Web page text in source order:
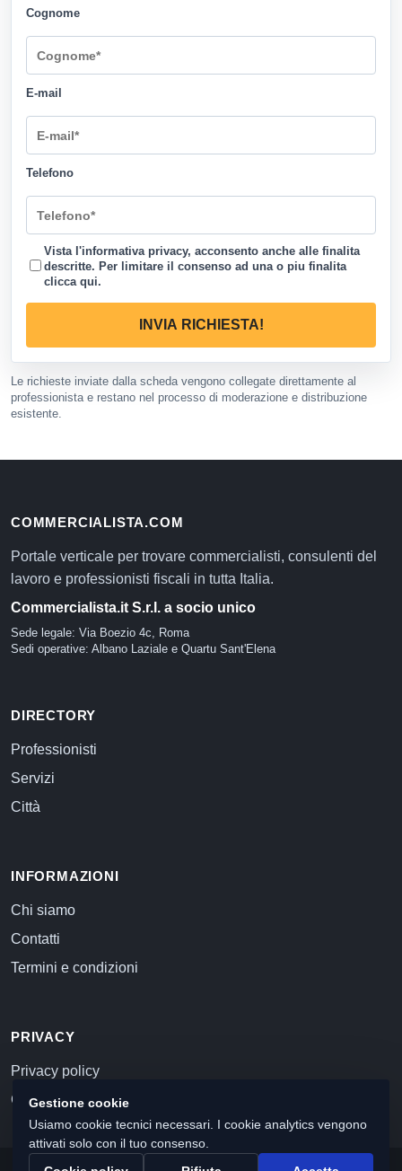
Cognome
E-mail
Telefono
Vista l'informativa privacy, acconsento anche alle finalita
descritte. Per limitare il consenso ad una o piu finalita
clicca qui.
INVIA RICHIESTA!
Le richieste inviate dalla scheda vengono collegate direttamente al
professionista e restano nel processo di moderazione e distribuzione
esistente.
COMMERCIALISTA.COM
Portale verticale per trovare commercialisti, consulenti del
lavoro e professionisti fiscali in tutta Italia.
Commercialista.it S.r.l. a socio unico
Sede legale: Via Boezio 4c, Roma
Sedi operative: Albano Laziale e Quartu Sant'Elena
DIRECTORY
Professionisti
Servizi
Città
INFORMAZIONI
Chi siamo
Contatti
Termini e condizioni
PRIVACY
Privacy policy
Cookie policy
Gestione cookie
Usiamo cookie tecnici necessari. I cookie analytics vengono
attivati solo con il tuo consenso.